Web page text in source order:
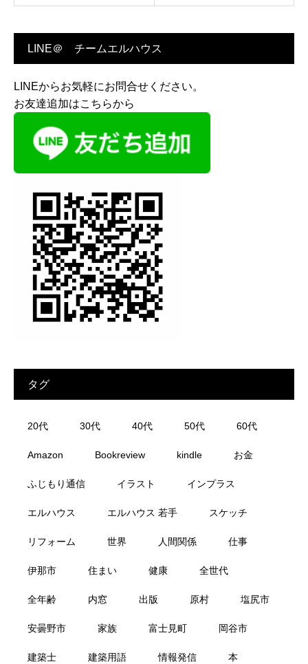
LINE＠ チームエルハウス
LINEからお気軽にお問合せください。
お友達追加はこちらから
タグ
20代 30代 40代 50代 60代
Amazon Bookreview kindle お金
ふじもり通信 イラスト インプラス
エルハウス エルハウス 若手 スケッチ
リフォーム 世界 人間関係 仕事
伊那市 住まい 健康 全世代
全年齢 内窓 出版 原村 塩尻市
安曇野市 家族 富士見町 岡谷市
建築士 建築用語 情報発信 本